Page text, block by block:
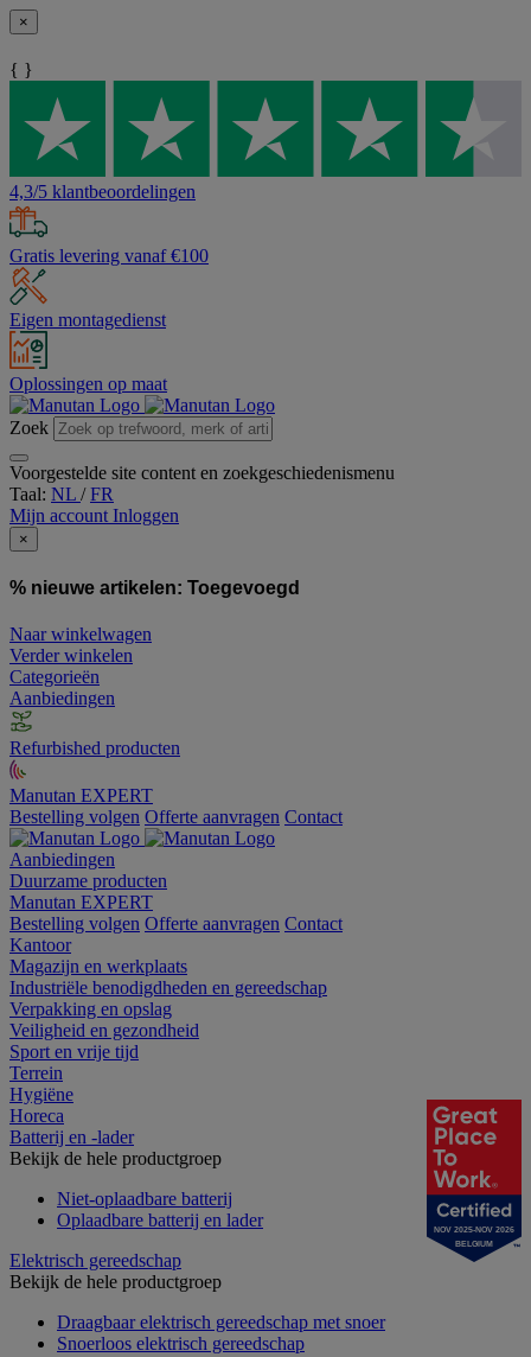
×
{ }
4,3/5 klantbeoordelingen
Gratis levering vanaf €100
Eigen montagedienst
Oplossingen op maat
Zoek
Voorgestelde site content en zoekgeschiedenismenu
Taal: NL /FR
Mijn account Inloggen
×
% nieuwe artikelen: Toegevoegd
Naar winkelwagen
Verder winkelen
Categorieën
Aanbiedingen
Refurbished producten
Manutan EXPERT
Bestelling volgen Offerte aanvragen Contact
Aanbiedingen
Duurzame producten
Manutan EXPERT
Bestelling volgen Offerte aanvragen Contact
Kantoor
Magazijn en werkplaats
Industriële benodigdheden en gereedschap
Verpakking en opslag
Veiligheid en gezondheid
Sport en vrije tijd
Terrein
Hygiëne
Horeca
Batterij en -lader
Bekijk de hele productgroep
Niet-oplaadbare batterij
Oplaadbare batterij en lader
Elektrisch gereedschap
Bekijk de hele productgroep
Draagbaar elektrisch gereedschap met snoer
Snoerloos elektrisch gereedschap
NOV 2025-NOV 2026
BELGIUM